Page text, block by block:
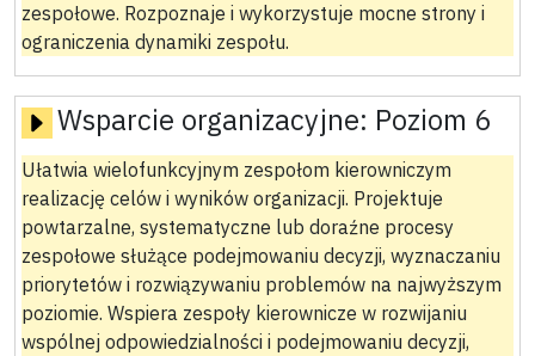
zespołowe. Rozpoznaje i wykorzystuje mocne strony i
ograniczenia dynamiki zespołu.
Wsparcie organizacyjne: Poziom 6
Ułatwia wielofunkcyjnym zespołom kierowniczym
realizację celów i wyników organizacji. Projektuje
powtarzalne, systematyczne lub doraźne procesy
zespołowe służące podejmowaniu decyzji, wyznaczaniu
priorytetów i rozwiązywaniu problemów na najwyższym
poziomie. Wspiera zespoły kierownicze w rozwijaniu
wspólnej odpowiedzialności i podejmowaniu decyzji,